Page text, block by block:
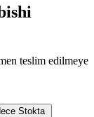
teslim edilmeye
Stokta